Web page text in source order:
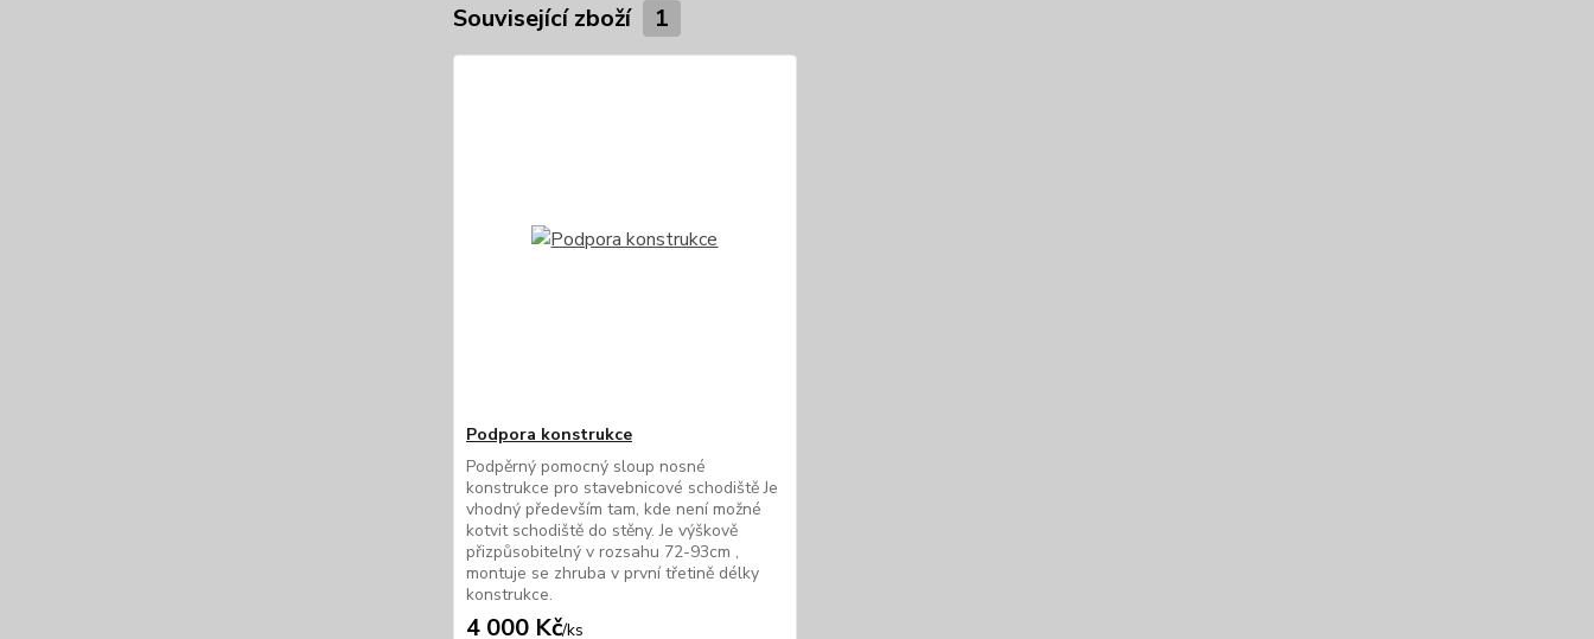
Související zboží 1
Podpora konstrukce
Podpěrný pomocný sloup nosné
konstrukce pro stavebnicové schodiště Je
vhodný především tam, kde není možné
kotvit schodiště do stěny. Je výškově
přizpůsobitelný v rozsahu 72-93cm ,
montuje se zhruba v první třetině délky
konstrukce.
4 000 Kč/ks